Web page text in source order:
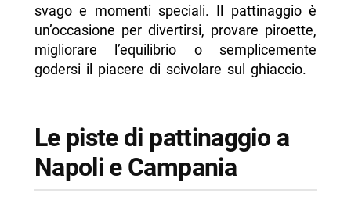
-- Pista di pattinaggio a Vallesaccarda
-- Avellino Christmas Village
-- Scopri di più da Napolike.it
svago e momenti speciali. Il pattinaggio è
un’occasione per divertirsi, provare piroette,
migliorare l’equilibrio o semplicemente
godersi il piacere di scivolare sul ghiaccio.
Le piste di pattinaggio a
Napoli e Campania